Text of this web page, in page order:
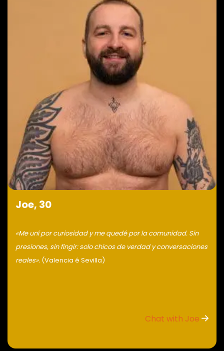
Joe, 30
«Me uní por curiosidad y me quedé por la comunidad. Sin
presiones, sin fingir: solo chicos de verdad y conversaciones
reales». (Valencia é Sevilla)
Chat with Joe